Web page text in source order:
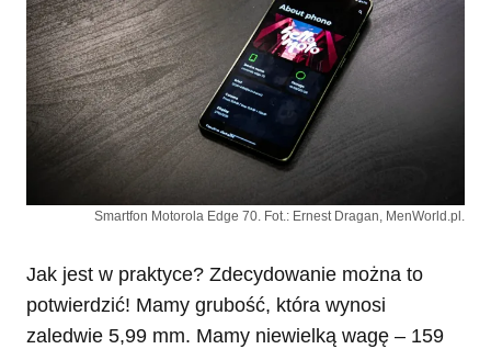
Smartfon Motorola Edge 70. Fot.: Ernest Dragan, MenWorld.pl.
Jak jest w praktyce? Zdecydowanie można to
potwierdzić! Mamy grubość, która wynosi
zaledwie 5,99 mm. Mamy niewielką wagę – 159